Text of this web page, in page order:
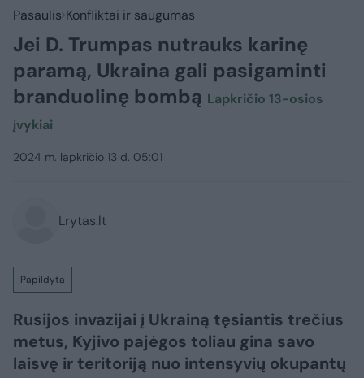
Pasaulis Konfliktai ir saugumas
Jei D. Trumpas nutrauks karinę
paramą, Ukraina gali pasigaminti
branduolinę bombą Lapkričio 13-osios
įvykiai
2024 m. lapkričio 13 d. 05:01
Lrytas.lt
Papildyta
Rusijos invazijai į Ukrainą tęsiantis trečius
metus, Kyjivo pajėgos toliau gina savo
laisvę ir teritoriją nuo intensyvių okupantų